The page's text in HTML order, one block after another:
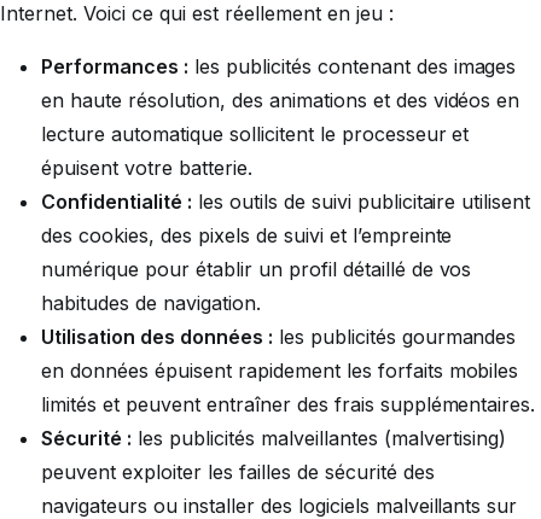
Internet. Voici ce qui est réellement en jeu :
Performances : les publicités contenant des images
en haute résolution, des animations et des vidéos en
lecture automatique sollicitent le processeur et
épuisent votre batterie.
Confidentialité : les outils de suivi publicitaire utilisent
des cookies, des pixels de suivi et l’empreinte
numérique pour établir un profil détaillé de vos
habitudes de navigation.
Utilisation des données : les publicités gourmandes
en données épuisent rapidement les forfaits mobiles
limités et peuvent entraîner des frais supplémentaires.
Sécurité : les publicités malveillantes (malvertising)
peuvent exploiter les failles de sécurité des
navigateurs ou installer des logiciels malveillants sur